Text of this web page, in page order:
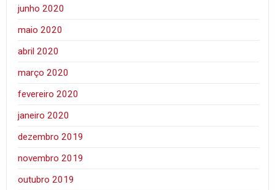
junho 2020
maio 2020
abril 2020
março 2020
fevereiro 2020
janeiro 2020
dezembro 2019
novembro 2019
outubro 2019